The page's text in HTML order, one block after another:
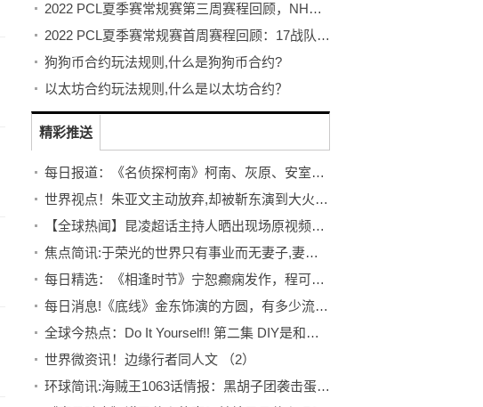
2022 PCL夏季赛常规赛第三周赛程回顾，NH战队王者归来登顶周冠
2022 PCL夏季赛常规赛首周赛程回顾：17战队战力爆表领跑榜单
狗狗币合约玩法规则,什么是狗狗币合约?
以太坊合约玩法规则,什么是以太坊合约？
精彩推送
每日报道：《名侦探柯南》柯南、灰原、安室主题的2Way挎包登场
世界视点！朱亚文主动放弃,却被靳东演到大火,如今成功转型并“去油”成功
【全球热闻】昆凌超话主持人晒出现场原视频，粉丝解释生一胎再代言
焦点简讯:于荣光的世界只有事业而无妻子,妻子无奈中年选择离婚
每日精选：《相逢时节》宁恕癫痫发作，程可欣主动提分手
每日消息!《底线》金东饰演的方圆，有多少流量明星都是默默发挥的？
全球今热点：Do It Yourself!! 第二集 DIY是和谁一起做吗? 预告
世界微资讯！边缘行者同人文 （2）
环球简讯:海贼王1063话情报：黑胡子团袭击蛋糕岛，赤犬要结束大海贼时代